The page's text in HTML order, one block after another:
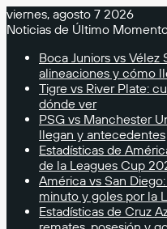
viernes, agosto 7 2026
Noticias de Último
Boca Juniors vs Vélez
alineaciones y cómo
Tigre vs River Plate:
dónde ver
PSG vs Manchester
llegan y antecedentes
Estadísticas de
de la Leagues Cup
América vs San
minuto y goles por la
Estadísticas de Cruz